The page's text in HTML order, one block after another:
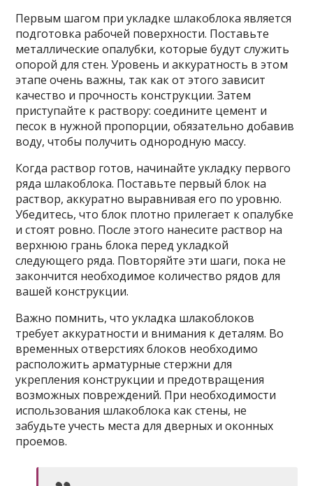
Первым шагом при укладке шлакоблока является
подготовка рабочей поверхности. Поставьте
металлические опалубки, которые будут служить
опорой для стен. Уровень и аккуратность в этом
этапе очень важны, так как от этого зависит
качество и прочность конструкции. Затем
приступайте к раствору: соедините цемент и
песок в нужной пропорции, обязательно добавив
воду, чтобы получить однородную массу.
Когда раствор готов, начинайте укладку первого
ряда шлакоблока. Поставьте первый блок на
раствор, аккуратно выравнивая его по уровню.
Убедитесь, что блок плотно прилегает к опалубке
и стоят ровно. После этого нанесите раствор на
верхнюю грань блока перед укладкой
следующего ряда. Повторяйте эти шаги, пока не
закончится необходимое количество рядов для
вашей конструкции.
Важно помнить, что укладка шлакоблоков
требует аккуратности и внимания к деталям. Во
временных отверстиях блоков необходимо
расположить арматурные стержни для
укрепления конструкции и предотвращения
возможных повреждений. При необходимости
использования шлакоблока как стены, не
забудьте учесть места для дверных и оконных
проемов.